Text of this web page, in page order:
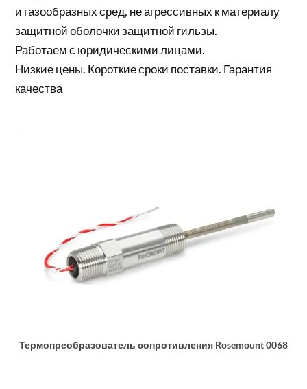
и газообразных сред, не агрессивных к материалу
защитной оболочки защитной гильзы.
Работаем с юридическими лицами.
Низкие цены. Короткие сроки поставки. Гарантия
качества
Термопреобразователь сопротивления Rosemount 0068